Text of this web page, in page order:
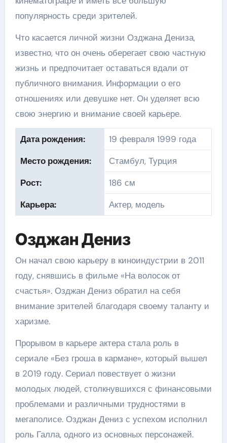
популярность среди зрителей.
Что касается личной жизни Озджана Дениза,
известно, что он очень оберегает свою частную
жизнь и предпочитает оставаться вдали от
публичного внимания. Информации о его
отношениях или девушке нет. Он уделяет всю
свою энергию и внимание своей карьере.
Дата рождения:
19 февраля 1999 года
Место рождения:
Стамбул, Турция
Рост:
186 см
Карьера:
Актер, модель
Озджан Дениз
Он начал свою карьеру в киноиндустрии в 2011
году, снявшись в фильме «На волосок от
счастья». Озджан Дениз обратил на себя
внимание зрителей благодаря своему таланту и
харизме.
Прорывом в карьере актера стала роль в
сериале «Без гроша в кармане», который вышел
в 2019 году. Сериал повествует о жизни
молодых людей, столкнувшихся с финансовыми
проблемами и различными трудностями в
мегаполисе. Озджан Дениз с успехом исполнил
роль Галла, одного из основных персонажей.